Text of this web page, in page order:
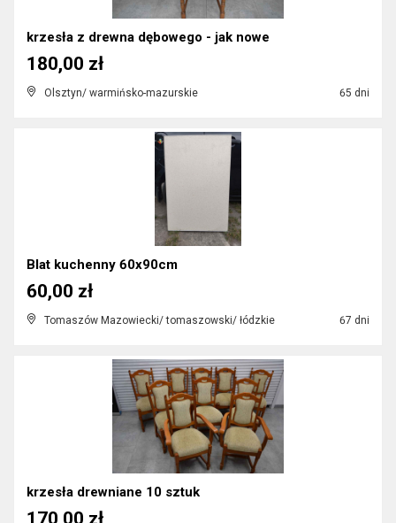
krzesła z drewna dębowego - jak nowe
Olsztyn/ warmińsko-mazurskie 65 dni
180,00 zł
Blat kuchenny 60x90cm
Tomaszów Mazowiecki/ tomaszowski/ łódzkie 67 dni
60,00 zł
krzesła drewniane 10 sztuk
170,00 zł